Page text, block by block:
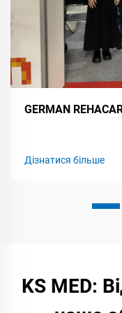
GERMAN
Дізнатися більше
KS MED: